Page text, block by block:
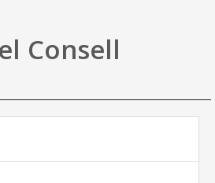
Ajuda
Consell